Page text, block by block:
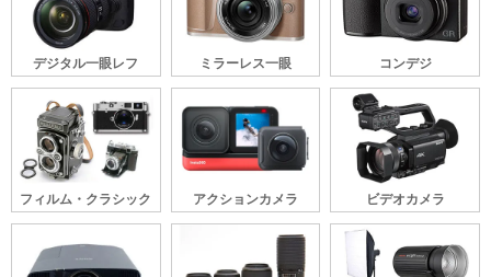
デジタル一眼レフ ミラーレス一眼 コンデジ
フィルム・クラシック アクションカメラ ビデオカメラ